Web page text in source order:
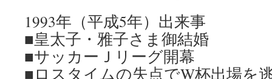
1993年（平成5年）出来事
■皇太子・雅子さま御結婚
■サッカーＪリーグ開幕
■ロスタイムの失点でW杯出場を